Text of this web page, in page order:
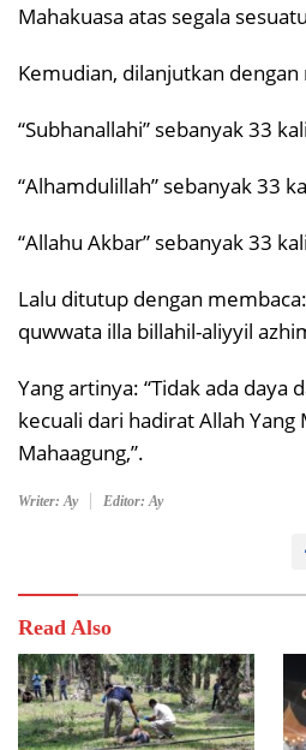
Mahakuasa atas segala
Kemudian, dilanjutkan dengan
“Subhanallahi” sebanyak 33 kali
“Alhamdulillah” sebanyak 33
“Allahu Akbar” sebanyak 33
Lalu ditutup dengan
quwwata illa billahil-aliyyil
Yang artinya: “Tidak ada daya
kecuali dari hadirat Allah Yang
Mahaagung,”.
Writer: Ay Editor: Ay
Read Also